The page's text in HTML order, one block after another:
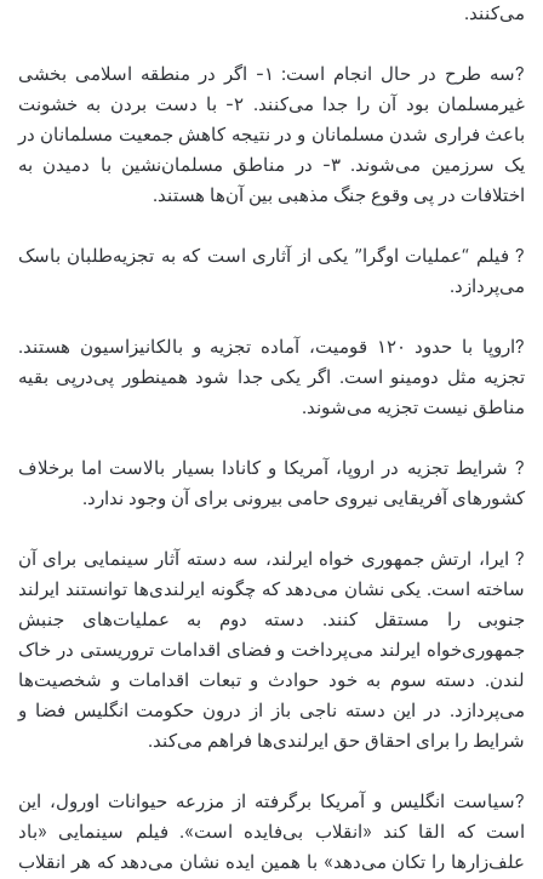
می‌کنند.
?سه طرح در حال انجام است: ۱- اگر در منطقه اسلامی بخشی
غیرمسلمان بود آن را جدا می‌کنند. ۲- با دست بردن به خشونت
باعث فراری شدن مسلمانان و در نتیجه کاهش جمعیت مسلمانان در
یک سرزمین می‌شوند. ۳- در مناطق مسلمان‌نشین با دمیدن به
اختلافات در پی وقوع جنگ مذهبی بین آن‌ها هستند.
? فیلم “عملیات اوگرا” یکی از آثاری است که به تجزیه‌طلبان باسک
می‌پردازد.
?اروپا با حدود ۱۲۰ قومیت، آماده تجزیه و بالکانیزاسیون هستند.
تجزیه مثل دومینو است. اگر یکی جدا شود همینطور پی‌درپی بقیه
مناطق نیست تجزیه می‌شوند.
? شرایط تجزیه در اروپا، آمریکا و کانادا بسیار بالاست اما برخلاف
کشورهای آفریقایی نیروی حامی بیرونی برای آن وجود ندارد.
? ایرا، ارتش جمهوری خواه ایرلند، سه دسته آثار سینمایی برای آن
ساخته است. یکی نشان می‌دهد که چگونه ایرلندی‌ها توانستند ایرلند
جنوبی را مستقل کنند. دسته دوم به عملیات‌های جنبش
جمهوری‌خواه ایرلند می‌پرداخت و فضای اقدامات تروریستی در خاک
لندن. دسته سوم به خود حوادث و تبعات اقدامات و شخصیت‌ها
می‌پردازد. در این دسته ناجی‌ باز از درون حکومت انگلیس فضا و
شرایط را برای احقاق حق ایرلندی‌ها فراهم می‌کند.
?سیاست انگلیس و آمریکا برگرفته از مزرعه حیوانات اورول، این
است که القا کند «انقلاب بی‌فایده است». فیلم سینمایی «باد
علف‌زارها را تکان می‌دهد» با همین ایده نشان می‌دهد که هر انقلاب